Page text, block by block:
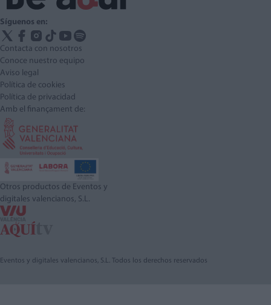
Síguenos en:
Contacta con nosotros
Conoce nuestro equipo
Aviso legal
Política de cookies
Política de privacidad
Amb el finançament de:
Otros productos de Eventos y
digitales valencianos, S.L.
Eventos y digitales valencianos, S.L. Todos los derechos reservados